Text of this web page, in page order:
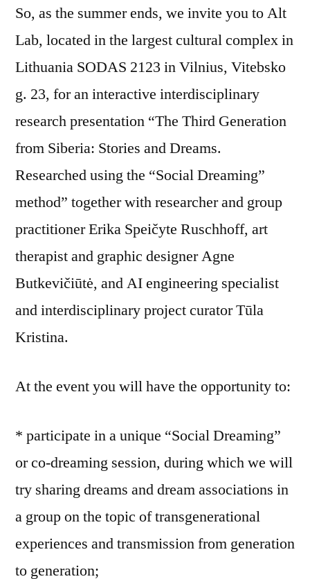
So, as the summer ends, we invite you to Alt
Lab, located in the largest cultural complex in
Lithuania SODAS 2123 in Vilnius, Vitebsko
g. 23, for an interactive interdisciplinary
research presentation “The Third Generation
from Siberia: Stories and Dreams.
Researched using the “Social Dreaming”
method” together with researcher and group
practitioner Erika Speičyte Ruschhoff, art
therapist and graphic designer Agne
Butkevičiūtė, and AI engineering specialist
and interdisciplinary project curator Tūla
Kristina.
At the event you will have the opportunity to:
* participate in a unique “Social Dreaming”
or co-dreaming session, during which we will
try sharing dreams and dream associations in
a group on the topic of transgenerational
experiences and transmission from generation
to generation;